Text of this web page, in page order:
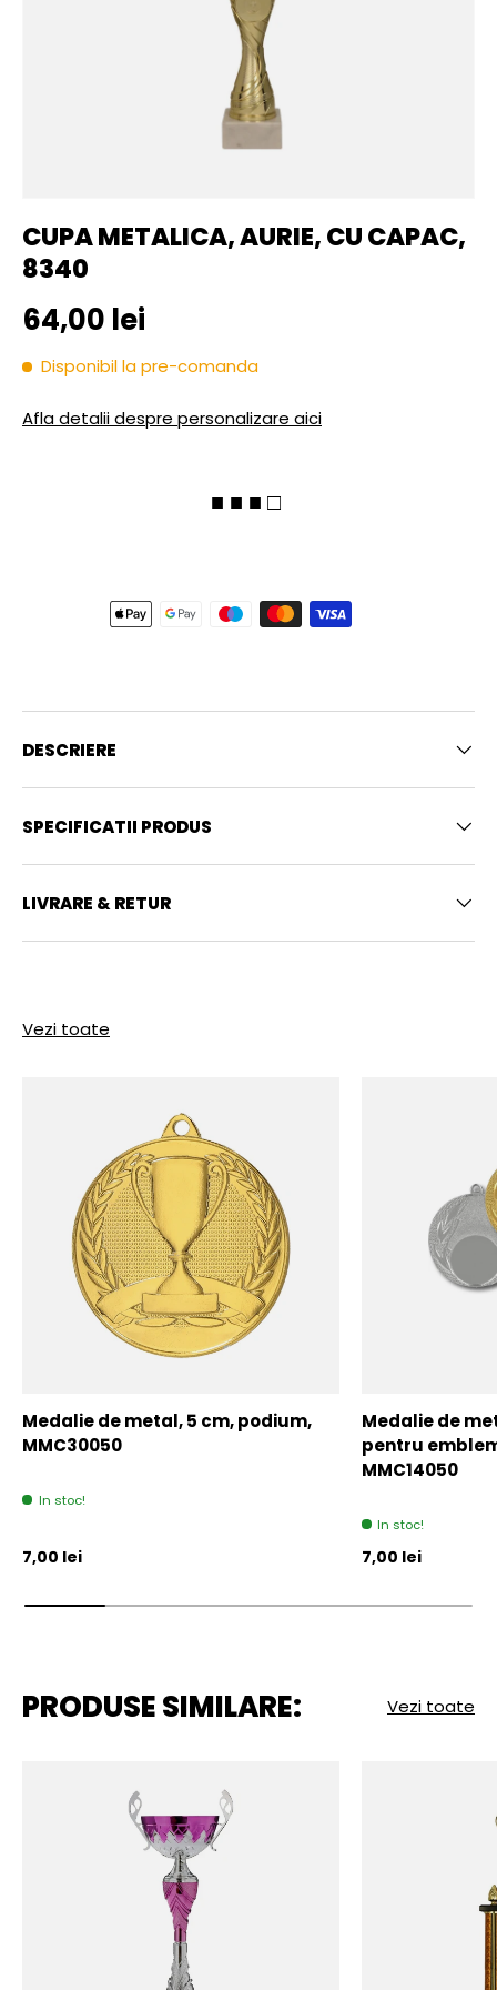
CUPA METALICA, AURIE, CU CAPAC,
8340
Pret initial
64,00 lei
Disponibil la pre-comanda
Afla detalii despre personalizare aici
■ ■ ■ □
DESCRIERE
SPECIFICATII PRODUS
LIVRARE & RETUR
Vezi toate
Medalie de metal, 5 cm, podium,
MMC30050
In stoc!
Pret initial
7,00 lei
Medalie de
pentru
MMC14050
In stoc!
Pret initial
7,00 lei
PRODUSE SIMILARE: Vezi toate